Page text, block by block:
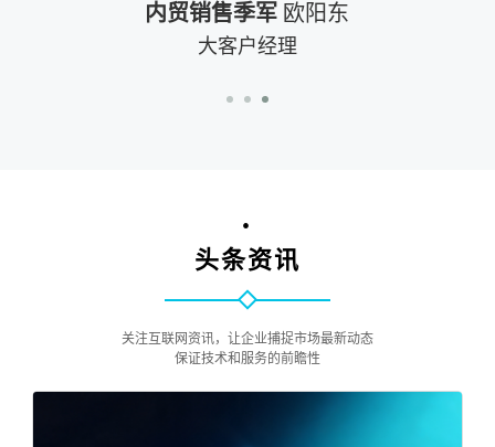
内贸销售季军 欧阳东
大客户经理
•
头条资讯
关注互联网资讯，让企业捕捉市场最新动态
保证技术和服务的前瞻性